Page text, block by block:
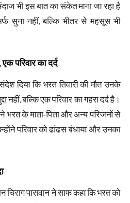
भी इस बात का संकेत माना जा रहा है
सुना नहीं, बल्कि भीतर से महसूस भी
एक परिवार का दर्द
दिया कि भरत तिवारी की मौत उनके
नहीं, बल्कि एक परिवार का गहरा दर्द है।
भरत के माता-पिता और अन्य परिजनों से
परिवार को ढांढस बंधाया और उनका
चिराग पासवान ने साफ कहा कि भरत को